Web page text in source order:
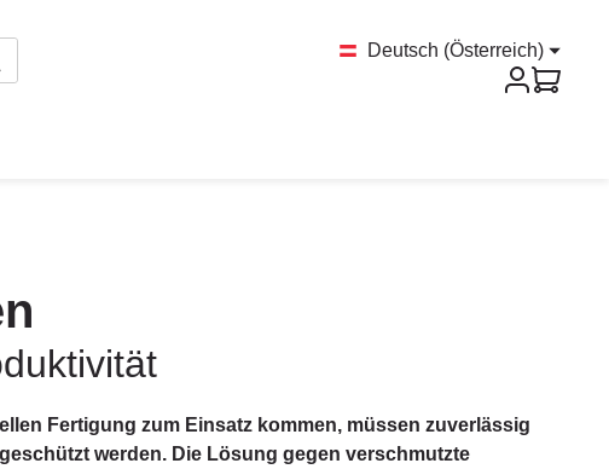
Deutsch (Österreich)
Fertigung zum Einsatz kommen, müssen zuverlässig
werden. Die Lösung gegen verschmutzte